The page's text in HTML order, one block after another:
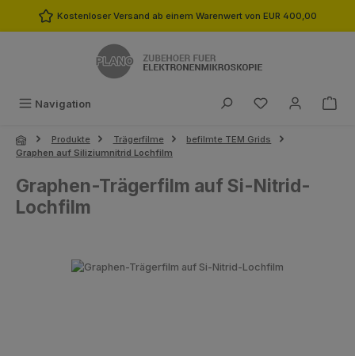
Zum Hauptinhalt springen
Kostenloser Versand ab einem Warenwert von EUR 400,00
Navigation Du hast 0
Produkte Trägerfilme
befilmte TEM Grids
Graphen auf Siliziumnitrid Lochfilm
Graphen-Trägerfilm auf Si-Nitrid-
Lochfilm
Bildergalerie überspringen